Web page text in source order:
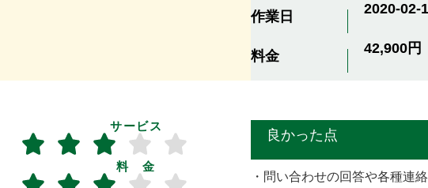
作業日 2020-02-
料金 42,900円
サービス
料 金
良かった点
・問い合わせの回答や各種連